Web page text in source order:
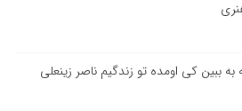
به ببین کی اومده تو زندگیم ناصر زینعلی